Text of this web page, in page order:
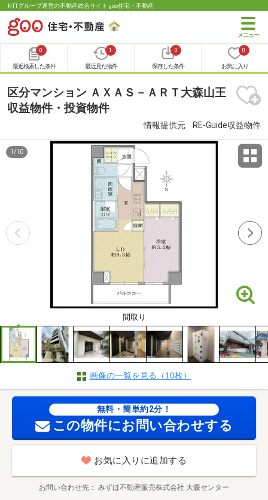
NTTグループ運営の不動産総合サイト goo住宅・不動産
0
最近検索した条件
1
最近見た物件
0
保存した条件
0
お気に入り
区分マンション ＡＸＡＳ－ＡＲＴ大森山王
収益物件・投資物件
情報提供元 RE-Guide収益物件
間取り
1 /10
画像の一覧を見る（10枚）
無料・簡単約2分！
この物件にお問い合わせする
お気に入りに追加する
お問い合わせ先 みずほ不動産販売株式会社 大森センター